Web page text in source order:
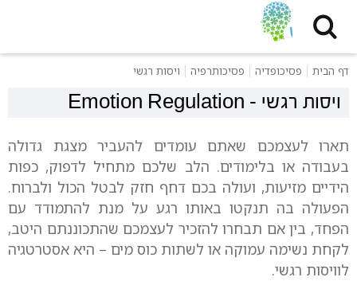
דף הבית פסיכופדיה פסיכותרפיה ויסות רגשי
Emotion Regulation - ויסות רגשי
תארו לעצמכם שאתם עומדים להעביר מצגת גדולה
בעבודה או בלימודים. הלב שלכם מתחיל לדפוק, כפות
הידיים מזיעות, ועולה בכם דחף חזק לבטל הכול ולברוח.
הפעולה בה תנקטו באותו רגע על מנת להתמודד עם
הפחד, בין אם תבחרו להזכיר לעצמכם שהתכוננתם היטב,
לקחת נשימה עמוקה או לשתות כוס מים – היא אסטרטגיה
לוויסות רגשי.